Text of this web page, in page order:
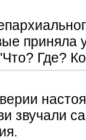
приняла
Где?
звучали